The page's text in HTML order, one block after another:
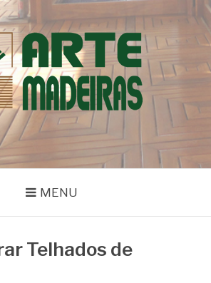
| ARTE
Madeiras
MENU
Telhados de